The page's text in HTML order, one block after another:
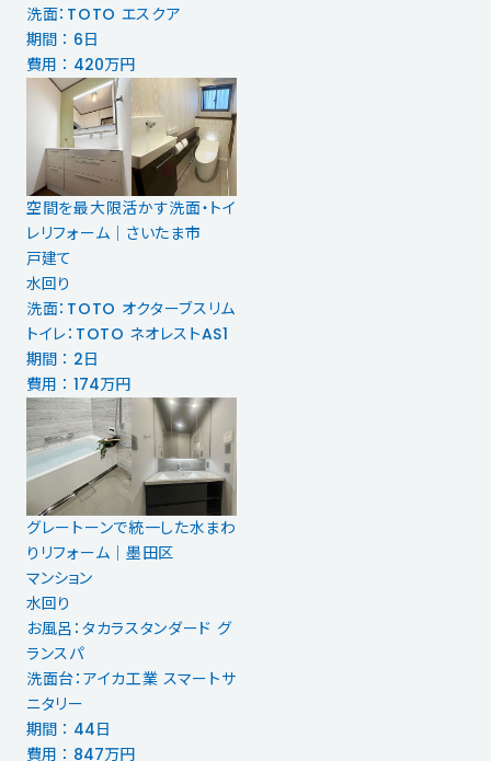
洗面：TOTO エスクア
期間 ： 6日
費用 ： 420万円
空間を最大限活かす洗面・トイ
レリフォーム｜さいたま市
戸建て
水回り
洗面：TOTO オクターブスリム
トイレ：TOTO ネオレストAS1
期間 ： 2日
費用 ： 174万円
グレートーンで統一した水まわ
りリフォーム｜墨田区
マンション
水回り
お風呂：タカラスタンダード グ
ランスパ
洗面台：アイカ工業 スマートサ
ニタリー
期間 ： 44日
費用 ： 847万円